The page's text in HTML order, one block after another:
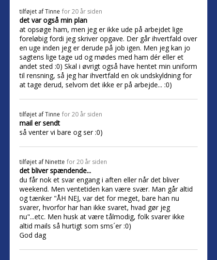
tilføjet afTinne for 20 år siden
det var også min plan
at opsøge ham, men jeg er ikke ude på arbejdet lige
foreløbig fordi jeg skriver opgave. Der går ihvertfald over
en uge inden jeg er derude på job igen. Men jeg kan jo
sagtens lige tage ud og mødes med ham dér eller et
andet sted :0) Skal i øvrigt også have hentet min uniform
til rensning, så jeg har ihvertfald en ok undskyldning for
at tage derud, selvom det ikke er på arbejde... :0)
tilføjet afTinne for 20 år siden
mail er sendt
så venter vi bare og ser :0)
tilføjet af Ninette for 20 år siden
det bliver spændende...
du får nok et svar engang i aften eller når det bliver
weekend. Men ventetiden kan være svær. Man går altid
og tænker "ÅH NEJ, var det for meget, bare han nu
svarer, hvorfor har han ikke svaret, hvad gør jeg
nu"...etc. Men husk at være tålmodig, folk svarer ikke
altid mails så hurtigt som sms´er :0)
God dag